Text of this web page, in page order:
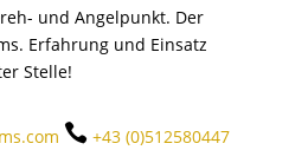
und Angelpunkt. Der
Erfahrung und Einsatz
Stelle!
 +43 (0)512580447